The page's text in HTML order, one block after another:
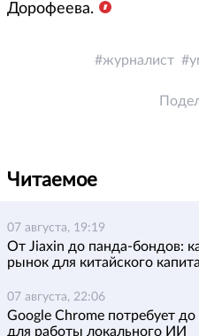
Дорофеева.
журналист
Читаемое
07 августа, 19:19
От Jiaxin до панда-бондов:
рынок для китайского
07 августа, 22:06
Google Chrome потребует
для работы локального ИИ